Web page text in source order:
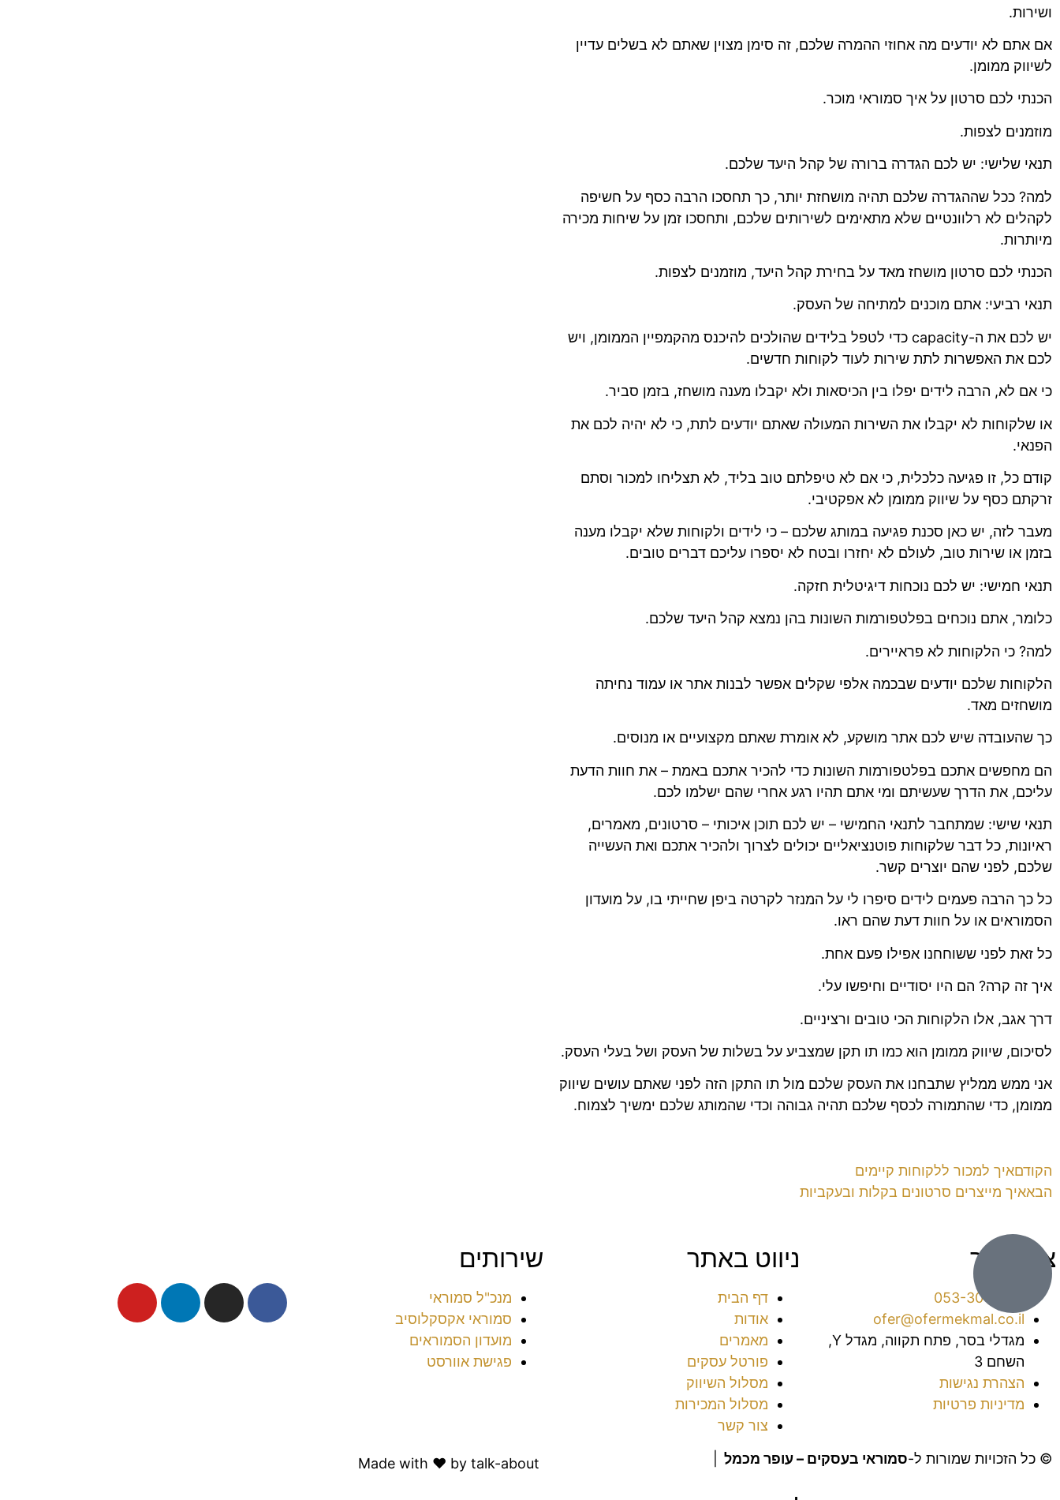
ושירות.
אם אתם לא יודעים מה אחוזי ההמרה שלכם, זה סימן מצוין שאתם לא בשלים עדיין
לשיווק ממומן.
הכנתי לכם סרטון על איך סמוראי מוכר.
מוזמנים לצפות.
תנאי שלישי: יש לכם הגדרה ברורה של קהל היעד שלכם.
למה? ככל שההגדרה שלכם תהיה מושחזת יותר, כך תחסכו הרבה כסף על חשיפה
לקהלים לא רלוונטיים שלא מתאימים לשירותים שלכם, ותחסכו זמן על שיחות מכירה
מיותרות.
הכנתי לכם סרטון מושחז מאד על בחירת קהל היעד, מוזמנים לצפות.
תנאי רביעי: אתם מוכנים למתיחה של העסק.
יש לכם את ה-capacity כדי לטפל בלידים שהולכים להיכנס מהקמפיין הממומן, ויש
לכם את האפשרות לתת שירות לעוד לקוחות חדשים.
כי אם לא, הרבה לידים יפלו בין הכיסאות ולא יקבלו מענה מושחז, בזמן סביר.
או שלקוחות לא יקבלו את השירות המעולה שאתם יודעים לתת, כי לא יהיה לכם את
הפנאי.
קודם כל, זו פגיעה כלכלית, כי אם לא טיפלתם טוב בליד, לא תצליחו למכור וסתם
זרקתם כסף על שיווק ממומן לא אפקטיבי.
מעבר לזה, יש כאן סכנת פגיעה במותג שלכם – כי לידים ולקוחות שלא יקבלו מענה
בזמן או שירות טוב, לעולם לא יחזרו ובטח לא יספרו עליכם דברים טובים.
תנאי חמישי: יש לכם נוכחות דיגיטלית חזקה.
כלומר, אתם נוכחים בפלטפורמות השונות בהן נמצא קהל היעד שלכם.
למה? כי הלקוחות לא פראיירים.
הלקוחות שלכם יודעים שבכמה אלפי שקלים אפשר לבנות אתר או עמוד נחיתה
מושחזים מאד.
כך שהעובדה שיש לכם אתר מושקע, לא אומרת שאתם מקצועיים או מנוסים.
הם מחפשים אתכם בפלטפורמות השונות כדי להכיר אתכם באמת – את חוות הדעת
עליכם, את הדרך שעשיתם ומי אתם תהיו רגע אחרי שהם ישלמו לכם.
תנאי שישי: שמתחבר לתנאי החמישי – יש לכם תוכן איכותי – סרטונים, מאמרים,
ראיונות, כל דבר שלקוחות פוטנציאליים יכולים לצרוך ולהכיר אתכם ואת העשייה
שלכם, לפני שהם יוצרים קשר.
כל כך הרבה פעמים לידים סיפרו לי על המנזר לקרטה ביפן שחייתי בו, על מועדון
הסמוראים או על חוות דעת שהם ראו.
כל זאת לפני ששוחחנו אפילו פעם אחת.
איך זה קרה? הם היו יסודיים וחיפשו עלי.
דרך אגב, אלו הלקוחות הכי טובים ורציניים.
לסיכום, שיווק ממומן הוא כמו תו תקן שמצביע על בשלות של העסק ושל בעלי העסק.
אני ממש ממליץ שתבחנו את העסק שלכם מול תו התקן הזה לפני שאתם עושים שיווק
ממומן, כדי שהתמורה לכסף שלכם תהיה גבוהה וכדי שהמותג שלכם ימשיך לצמוח.
הקודםאיך למכור ללקוחות קיימים
הבאאיך מייצרים סרטונים בקלות ובעקביות
צור קשר
053-3016038⁩
ofer@ofermekmal.co.il
מגדלי בסר, פתח תקווה, מגדל Y,
השחם 3
הצהרת נגישות
מדיניות פרטיות
ניווט באתר
דף הבית
אודות
מאמרים
פורטל עסקים
מסלול השיווק
מסלול המכירות
צור קשר
שירותים
מנכ"ל סמוראי
סמוראי אקסקלוסיב
מועדון הסמוראים
פגישת אוורסט
© כל הזכויות שמורות ל-סמוראי בעסקים – עופר מכמל Made with ♥️ by talk-about